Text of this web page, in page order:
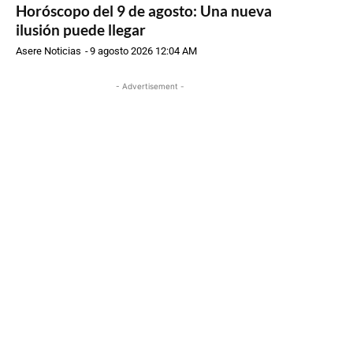
Horóscopo del 9 de agosto: Una nueva
ilusión puede llegar
Asere Noticias -9 agosto 2026 12:04 AM
- Advertisement -